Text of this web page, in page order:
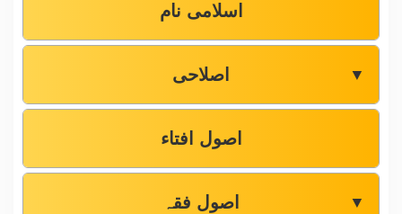
اسلامی نام
اصلاحی ▼
اصول افتاء
اصول فقہ ▼